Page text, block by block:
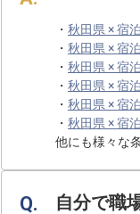
・ 秋田県 × 宿
・ 秋田県 × 宿
・ 秋田県 × 宿
・ 秋田県 × 宿
・ 秋田県 × 宿
・ 秋田県 × 宿
他にも様々な
自分で職